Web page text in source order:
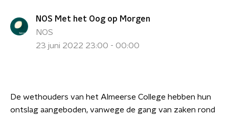
NOS Met het Oog op Morgen
NOS
23 juni 2022 23:00 - 00:00
De wethouders van het Almeerse College hebben hun
ontslag aangeboden, vanwege de gang van zaken rond